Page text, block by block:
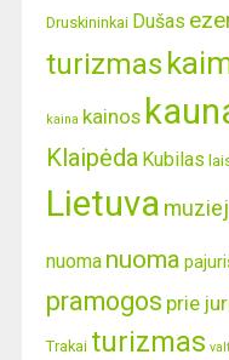
Druskininkai Dušas
turizmas
kaina kainos
Klaipėda Kubilas
Lietuva
nuoma nuoma
pramogos prie
Trakai turizmas